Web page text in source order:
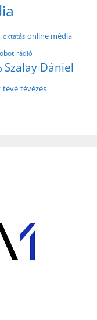
oktatás online média
rádió
Szalay Dániel
tévé tévézés